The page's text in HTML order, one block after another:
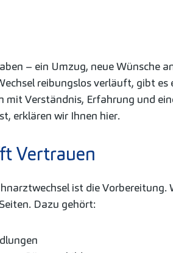
– ein Umzug, neue Wünsche
reibungslos verläuft, gibt
mit Verständnis, Erfahrung und
erklären wir Ihnen hier.
Vertrauen
ist die
Dazu gehört: